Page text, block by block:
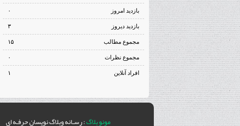
بازدید امروز ۰
بازدید دیروز ۳
مجموع مطالب ۱۵
مجموع نظرات ۰
افراد آنلاین ۱
مونو بلاگ: رسـانه وبلاگ نويسان حرفـه اي